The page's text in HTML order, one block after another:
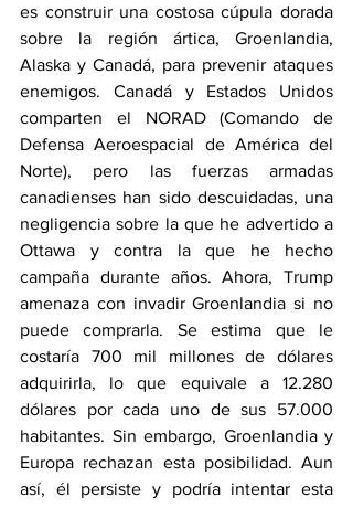
es construir una costosa cúpula dorada
sobre la región ártica, Groenlandia,
Alaska y Canadá, para prevenir ataques
enemigos. Canadá y Estados Unidos
comparten el NORAD (Comando de
Defensa Aeroespacial de América del
Norte), pero las fuerzas armadas
canadienses han sido descuidadas, una
negligencia sobre la que he advertido a
Ottawa y contra la que he hecho
campaña durante años. Ahora, Trump
amenaza con invadir Groenlandia si no
puede comprarla. Se estima que le
costaría 700 mil millones de dólares
adquirirla, lo que equivale a 12.280
dólares por cada uno de sus 57.000
habitantes. Sin embargo, Groenlandia y
Europa rechazan esta posibilidad. Aun
así, él persiste y podría intentar esta